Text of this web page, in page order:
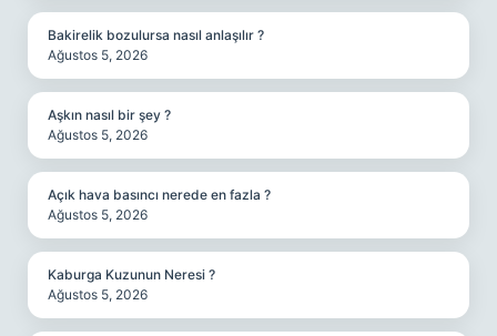
Bakirelik bozulursa nasıl anlaşılır ?
Ağustos 5, 2026
Aşkın nasıl bir şey ?
Ağustos 5, 2026
Açık hava basıncı nerede en fazla ?
Ağustos 5, 2026
Kaburga Kuzunun Neresi ?
Ağustos 5, 2026